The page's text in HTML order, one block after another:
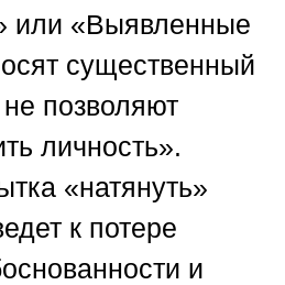
или «Выявленные
существенный
позволяют
личность».
«натянуть»
к потере
и